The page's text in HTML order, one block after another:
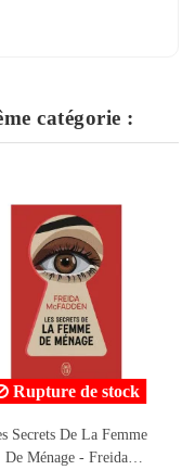
catégorie :
de stock
Marie Koltès et Les
d'Afrique :